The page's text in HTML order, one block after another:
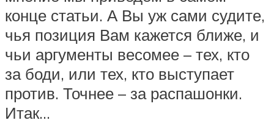
конце статьи. А Вы уж сами судите,
чья позиция Вам кажется ближе, и
чьи аргументы весомее – тех, кто
за боди, или тех, кто выступает
против. Точнее – за распашонки.
Итак…